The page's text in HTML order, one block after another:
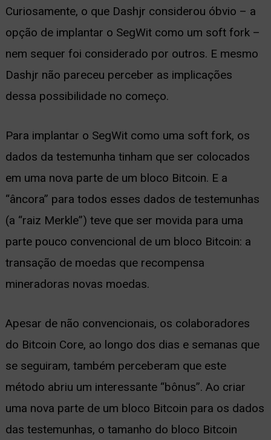
Curiosamente, o que Dashjr considerou óbvio – a
opção de implantar o SegWit como um soft fork –
nem sequer foi considerado por outros. E mesmo
Dashjr não pareceu perceber as implicações
dessa possibilidade no começo.
Para implantar o SegWit como uma soft fork, os
dados da testemunha tinham que ser colocados
em uma nova parte de um bloco Bitcoin. E a
“âncora” para todos esses dados de testemunhas
(a “raiz Merkle”) teve que ser movida para uma
parte pouco convencional de um bloco Bitcoin: a
transação de moedas que recompensa
mineradoras novas moedas.
Apesar de não convencionais, os colaboradores
do Bitcoin Core, ao longo dos dias e semanas que
se seguiram, também perceberam que este
método abriu um interessante “bônus”. Ao criar
uma nova parte de um bloco Bitcoin para os dados
das testemunhas, o tamanho do bloco Bitcoin